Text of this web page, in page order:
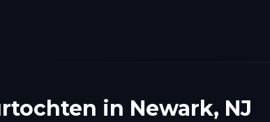
in Newark, NJ